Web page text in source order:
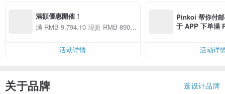
滿額優惠開催！
满 RMB 9,794.10 现折 RMB 890.4
活动详情
Pinkoi 帮你付
于 APP 下单满
活动详
关于品牌 逛设计品牌